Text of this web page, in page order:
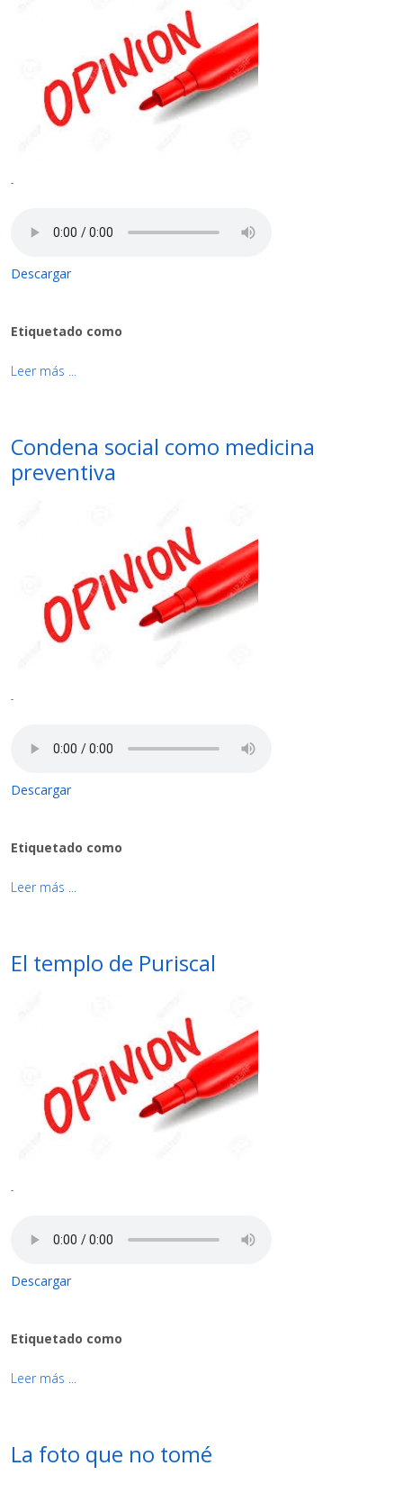
-
Descargar
Etiquetado como
Leer más ...
Condena social como medicina
preventiva
-
Descargar
Etiquetado como
Leer más ...
El templo de Puriscal
-
Descargar
Etiquetado como
Leer más ...
La foto que no tomé